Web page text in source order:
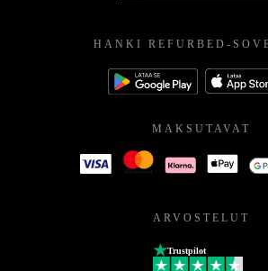
HANKI REFURBED-
MAKSUTAVAT
ARVOSTELUT
Trustpilot